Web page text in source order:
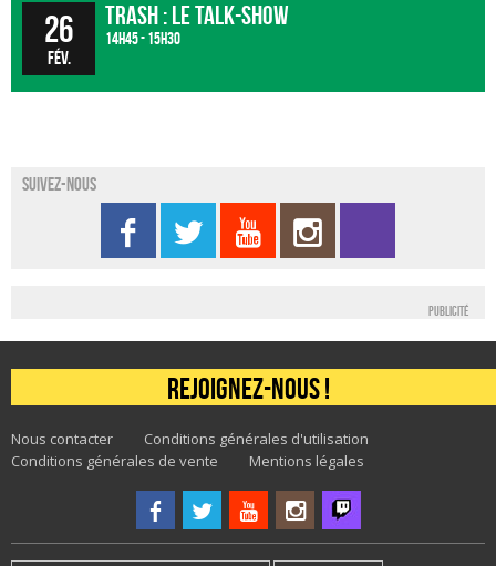
26
fév.
Trash : le talk-show
14h45 - 15h30
Suivez-nous
Publicité
Rejoignez-nous !
Nous contacter
Conditions générales d'utilisation
Conditions générales de vente
Mentions légales